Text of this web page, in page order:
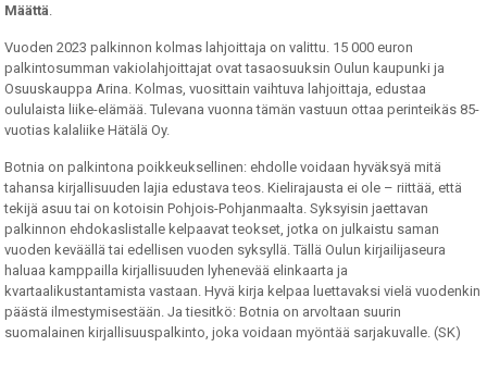
Määttä
Vuoden 2023 palkinnon kolmas lahjoittaja on valittu. 15 000 euron
palkintosumman vakiolahjoittajat ovat tasaosuuksin Oulun kaupunki ja
Osuuskauppa Arina. Kolmas, vuosittain vaihtuva lahjoittaja, edustaa
oululaista liike-elämää. Tulevana vuonna tämän vastuun ottaa perinteikäs 85-
vuotias kalaliike Hätälä Oy.
Botnia on palkintona poikkeuksellinen: ehdolle voidaan hyväksyä mitä
tahansa kirjallisuuden lajia edustava teos. Kielirajausta ei ole – riittää, että
tekijä asuu tai on kotoisin Pohjois-Pohjanmaalta. Syksyisin jaettavan
palkinnon ehdokaslistalle kelpaavat teokset, jotka on julkaistu saman
vuoden keväällä tai edellisen vuoden syksyllä. Tällä Oulun kirjailijaseura
haluaa kamppailla kirjallisuuden lyhenevää elinkaarta ja
kvartaalikustantamista vastaan. Hyvä kirja kelpaa luettavaksi vielä vuodenkin
päästä ilmestymisestään. Ja tiesitkö: Botnia on arvoltaan suurin
suomalainen kirjallisuuspalkinto, joka voidaan myöntää sarjakuvalle. (SK)